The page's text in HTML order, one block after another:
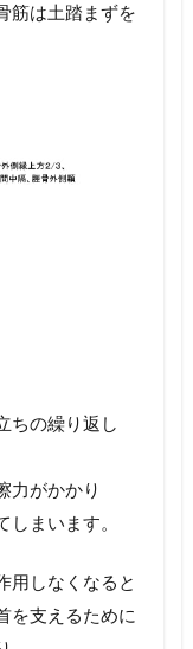
筋は土踏まずを
ちの繰り返し
力がかかり
まいます。
用しなくなると
を支えるために